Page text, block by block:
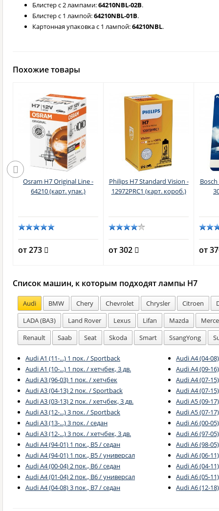
Блистер с 2 лампами:64210NBL-02B.
Блистер с 1 лампой:64210NBL-01B.
Картонная упаковка с 1 лампой:64210NBL.
Похожие товары
Osram H7 Original Line -
64210 (карт. упак.)
от 273
Philips H7 Standard Vision -
12972PRC1 (карт. короб.)
от 302 от
Список машин, к которым подходят лампы H7
Audi BMW Chery Chevrolet Chrysler Citroen
LADA (ВАЗ)
Land Rover Lexus Lifan Mazda
Renault
Saab Seat Skoda Smart SsangYong
Audi A1 (11-...) 1 пок. / Sportback
Audi A1 (10-...) 1 пок. / хетчбек, 3 дв.
Audi A3 (96-03) 1 пок. / хетчбек
Audi A3 (04-13) 2 пок. / Sportback
Audi A3 (03-13) 2 пок. / хетчбек, 3 дв.
Audi A3 (12-...) 3 пок. / Sportback
Audi A3 (13-...) 3 пок. / седан
Audi A3 (12-...) 3 пок. / хетчбек, 3 дв.
Audi A4 (94-01) 1 пок., B5 / седан
Audi A4 (94-01) 1 пок., B5 / универсал
Audi A4 (00-04) 2 пок., B6 / седан
Audi A4 (01-04) 2 пок., B6 / универсал
Audi A4 (04-08) 3 пок., B7 / седан
Audi A4 (04-
Audi A4 (09-
Audi A4 (07-
Audi A4 (07-
Audi A5 (09-
Audi A5 (07-
Audi A6 (00-
Audi A6 (97-
Audi A6 (98-
Audi A6 (06-
Audi A6 (04-
Audi A6 (05-
Audi A6 (12-